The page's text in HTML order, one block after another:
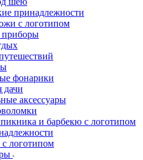
принадлежности
с логотипом
приборы
фонарики
дачи
аксессуары
и барбекю с логотипом
логотипом